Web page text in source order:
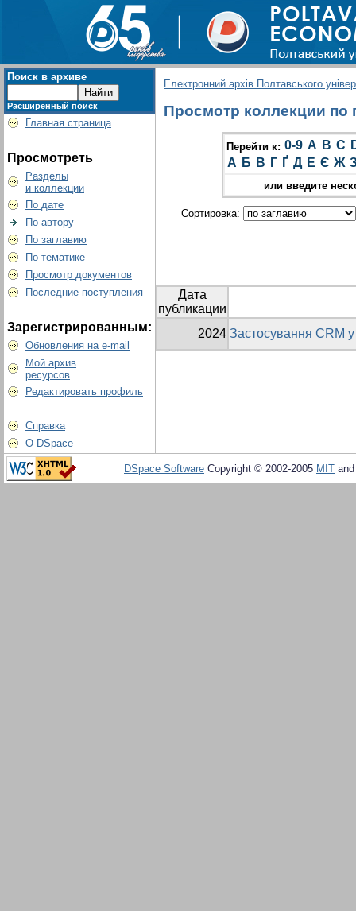
Поиск в архиве
Расширенный поиск
Главная страница
Просмотреть
Разделы
и коллекции
По дате
По автору
По заглавию
По тематике
Просмотр документов
Последние поступления
Зарегистрированным:
Обновления на e-mail
Мой архив
ресурсов
Редактировать профиль
Справка
О DSpace
Електронний архів Полтавського
Просмотр коллекции по
Перейти к: 0-9 A B C
А Б В Г Ґ Д Е Є Ж
или введите
Сортировка:
Дата
публикации
2024 Застосування CRM у
DSpace Software Copyright © 2002-2005 MIT